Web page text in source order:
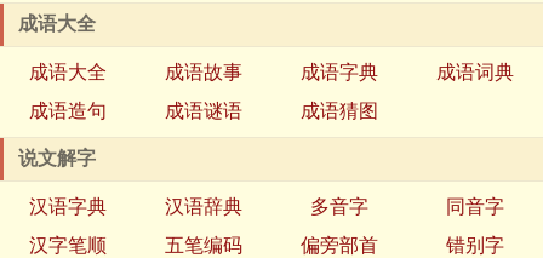
成语大全
成语大全 成语故事 成语字典
成语词典
成语造句
成语谜语 成语猜图
说文解字
汉语字典 汉语辞典 多音字
同音字
汉字笔顺
五笔编码 偏旁部首
错别字